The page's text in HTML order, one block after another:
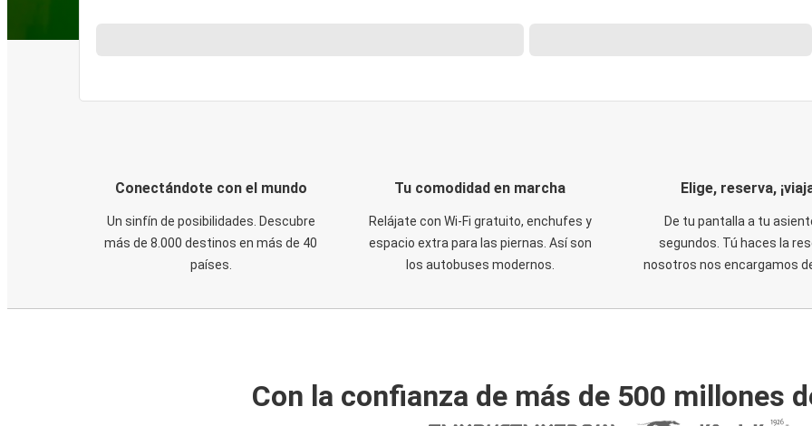
Conectándote con el mundo
Un sinfín de posibilidades. Descubre
más de 8.000 destinos en más de 40
países.
Tu comodidad en marcha
Relájate con Wi-Fi gratuito, enchufes y
espacio extra para las piernas. Así son
los autobuses modernos.
Elige, reserva,
De tu pantalla a tu
segundos. Tú haces la
nosotros nos encargamos
Con la confianza de más de 500 millones